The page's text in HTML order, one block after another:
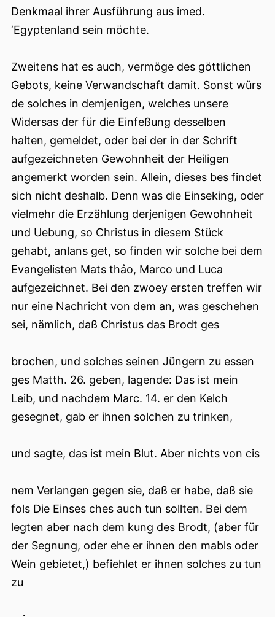
Denkmaal ihrer Ausführung aus imed.
‘Egyptenland sein möchte.
Zweitens hat es auch, vermöge des göttlichen
Gebots, keine Verwandschaft damit. Sonst würs
de solches in demjenigen, welches unsere
Widersas der für die Einfeßung desselben
halten, gemeldet, oder bei der in der Schrift
aufgezeichneten Gewohnheit der Heiligen
angemerkt worden sein. Allein, dieses bes findet
sich nicht deshalb. Denn was die Einseking, oder
vielmehr die Erzählung derjenigen Gewohnheit
und Uebung, so Christus in diesem Stück
gehabt, anlans get, so finden wir solche bei dem
Evangelisten Mats thảo, Marco und Luca
aufgezeichnet. Bei den zwoey ersten treffen wir
nur eine Nachricht von dem an, was geschehen
sei, nämlich, daß Christus das Brodt ges
brochen, und solches seinen Jüngern zu essen
ges Matth. 26. geben, lagende: Das ist mein
Leib, und nachdem Marc. 14. er den Kelch
gesegnet, gab er ihnen solchen zu trinken,
und sagte, das ist mein Blut. Aber nichts von cis
nem Verlangen gegen sie, daß er habe, daß sie
fols Die Einses ches auch tun sollten. Bei dem
legten aber nach dem kung des Brodt, (aber für
der Segnung, oder ehe er ihnen den mabls oder
Wein gebietet,) befiehlet er ihnen solches zu tun
zu